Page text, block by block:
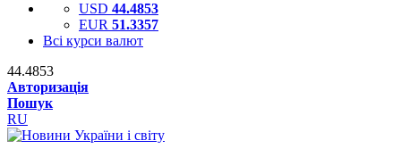
USD 44.4853
EUR 51.3357
Всі курси валют
44.4853
Авторизація
Пошук
RU